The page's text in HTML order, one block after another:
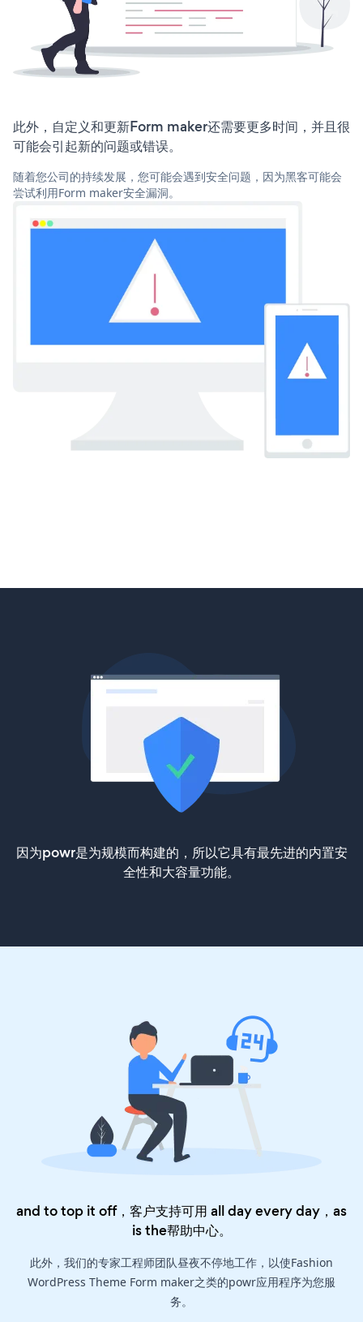
此外，自定义和更新Form maker还需要更多时间，并且很
可能会引起新的问题或错误。
随着您公司的持续发展，您可能会遇到安全问题，因为黑客可能会
尝试利用Form maker安全漏洞。
因为powr是为规模而构建的，所以它具有最先进的内置安
全性和大容量功能。
and to top it off，客户支持可用 all day every day，as
is the帮助中心。
此外，我们的专家工程师团队昼夜不停地工作，以使Fashion
WordPress Theme Form maker之类的powr应用程序为您服
务。